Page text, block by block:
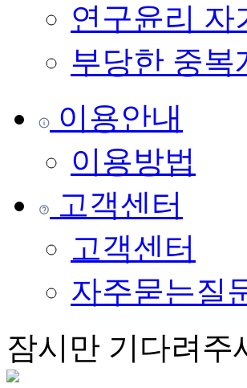
연구윤리 자
부당한 중복
이용안내
이용방법
고객센터
고객센터
자주묻는질
잠시만 기다려주